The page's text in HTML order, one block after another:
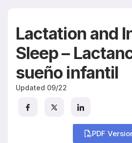
Physician Ed
Join
Events
Lactation and
Sleep –
sueño infantil
Updated 09/22
PDF